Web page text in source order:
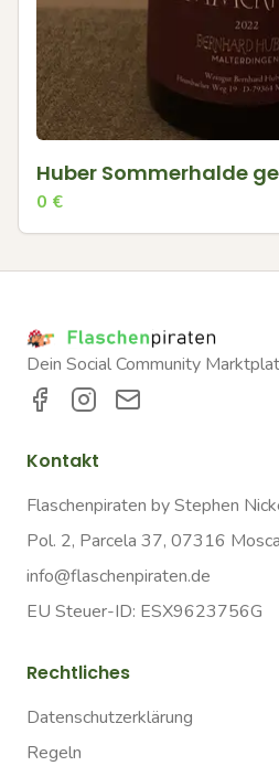
Huber Sommerhalde
0 €
Dein Social Community
Kontakt
Flaschenpiraten by Stephen
Pol. 2, Parcela 37, 07316
info@flaschenpiraten.de
EU Steuer-ID: ESX9623756G
Rechtliches
Datenschutzerklärung
Regeln